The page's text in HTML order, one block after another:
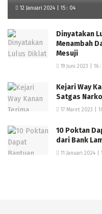
12 Januari 2024 | 15 : 04
Dinyatakan
Menambah
Mesuji
19 Juni 2023 | 16 :
Kejari Way
Satgas
17 Maret 2023 |
10 Poktan
dari Bank
11 Januari 2024 |